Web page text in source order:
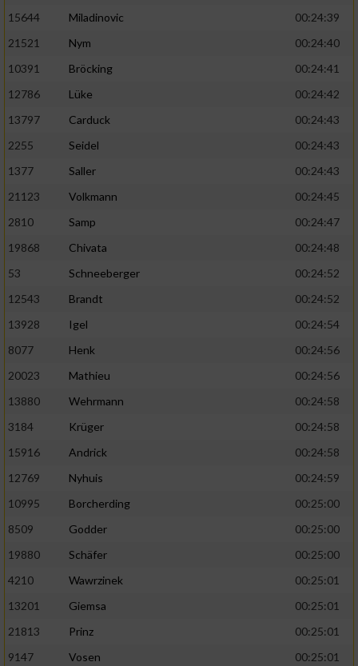
15644
Miladinovic
00:24:39
21521
Nym
00:24:40
10391
Bröcking
00:24:41
12786
Lüke
00:24:42
13797
Carduck
00:24:43
2255
Seidel
00:24:43
1377
Saller
00:24:43
21123
Volkmann
00:24:45
2810
Samp
00:24:47
19868
Chivata
00:24:48
53
Schneeberger
00:24:52
12543
Brandt
00:24:52
13928
Igel
00:24:54
8077
Henk
00:24:56
20023
Mathieu
00:24:56
13880
Wehrmann
00:24:58
3184
Krüger
00:24:58
15916
Andrick
00:24:58
12769
Nyhuis
00:24:59
10995
Borcherding
00:25:00
8509
Godder
00:25:00
19880
Schäfer
00:25:00
4210
Wawrzinek
00:25:01
13201
Giemsa
00:25:01
21813
Prinz
00:25:01
9147
Vosen
00:25:01